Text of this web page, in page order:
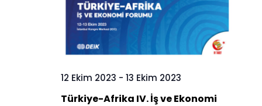
12 Ekim 2023 - 13 Ekim 2023
Türkiye-Afrika IV. İş ve Ekonomi